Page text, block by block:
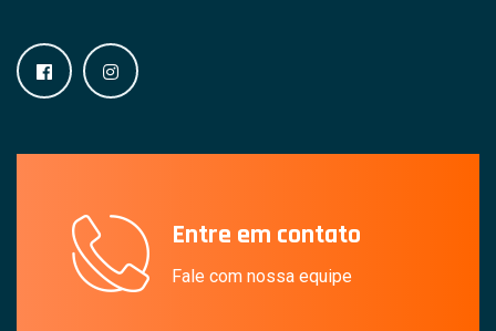
Entre em contato
Fale com nossa equipe